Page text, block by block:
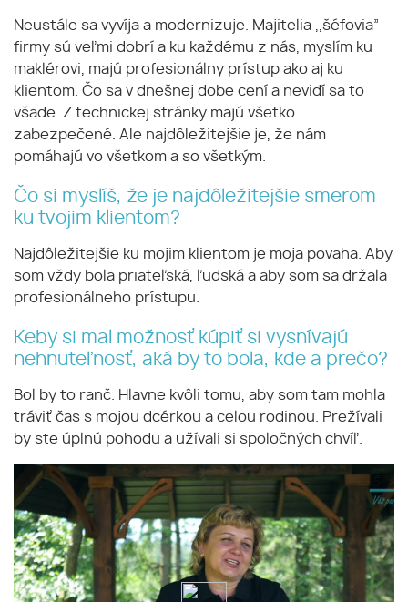
Neustále sa vyvíja a modernizuje. Majitelia ,,šéfovia”
firmy sú veľmi dobrí a ku každému z nás, myslím ku
maklérovi, majú profesionálny prístup ako aj ku
klientom. Čo sa v dnešnej dobe cení a nevidí sa to
všade. Z technickej stránky majú všetko
zabezpečené. Ale najdôležitejšie je, že nám
pomáhajú vo všetkom a so všetkým.
Čo si myslíš, že je najdôležitejšie smerom
ku tvojim klientom?
Najdôležitejšie ku mojim klientom je moja povaha. Aby
som vždy bola priateľská, ľudská a aby som sa držala
profesionálneho prístupu.
Keby si mal možnosť kúpiť si vysnívajú
nehnuteľnosť, aká by to bola, kde a prečo?
Bol by to ranč. Hlavne kvôli tomu, aby som tam mohla
tráviť čas s mojou dcérkou a celou rodinou. Prežívali
by ste úplnú pohodu a užívali si spoločných chvíľ.